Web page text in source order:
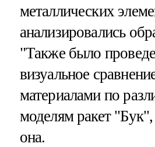
металлических
анализировались
"Также было
визуальное
материалами по
моделям ракет
она.